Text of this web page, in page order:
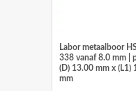
Labor metaalboor
338 vanaf 8.0 mm |
(D) 13.00 mm x (L1)
mm